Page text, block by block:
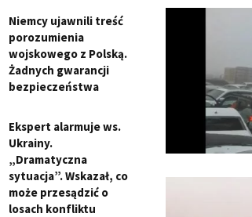
Niemcy ujawnili treść
porozumienia
wojskowego z Polską.
Żadnych gwarancji
bezpieczeństwa
Ekspert alarmuje ws.
Ukrainy.
„Dramatyczna
sytuacja”. Wskazał, co
może przesądzić o
losach konfliktu